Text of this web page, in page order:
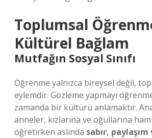
Toplumsal
Kültürel Bağlam
Mutfağın Sosyal Sınıfı
Öğrenme yalnızca bireysel değil,
eylemdir. Gözleme yapmayı
zamanda bir kültürü anlamaktır.
anneler, kızlarına ve oğullarına
öğretirken aslında sabır,